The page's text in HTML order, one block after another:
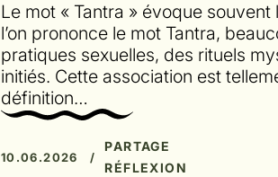
Le mot « Tantra » évoque
l’on prononce le mot Tantra,
pratiques sexuelles, des rituels
initiés. Cette association est
définition…
10.06.2026 /
PARTAGE
RÉFLEXION